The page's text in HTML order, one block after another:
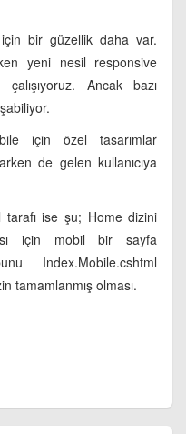
bir güzellik daha var.
yeni nesil responsive
Ancak bazı
için özel tasarımlar
de gelen kullanıcıya
tarafı ise şu; Home dizini
için mobil bir sayfa
Index.Mobile.cshtml
tamamlanmış olması.